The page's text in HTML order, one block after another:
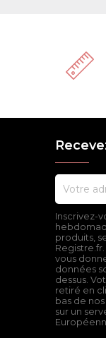
Inscrivez-
produits,
vous
données
dessus.
retiré en
bas de
sur un